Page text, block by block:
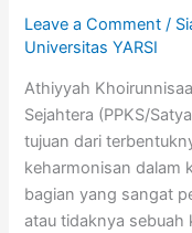
Leave a Comment /
Universitas YARSI
Athiyyah
Sejahtera (PPKS/
tujuan dari
keharmonisan dalam
bagian yang sangat
atau tidaknya sebuah